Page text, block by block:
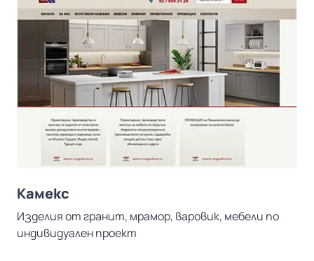
Камекс
Изделия от гранит, мрамор, варовик, мебели по
индивидуален проект